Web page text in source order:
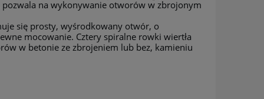
pozwala na wykonywanie otworów w zbrojonym
się prosty, wyśrodkowany otwór, o
mocowanie. Cztery spiralne rowki wiertła
w betonie ze zbrojeniem lub bez, kamieniu